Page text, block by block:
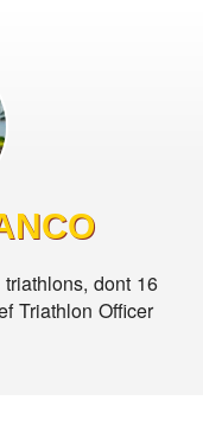
dont 16
Triathlon Officer